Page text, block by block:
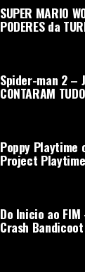
SUPER MARIO
PODERES da
Spider-man 2 –
CONTARAM TUDO
Poppy Playtime
Project Playtime
Do Inicio ao
Crash Bandicoot